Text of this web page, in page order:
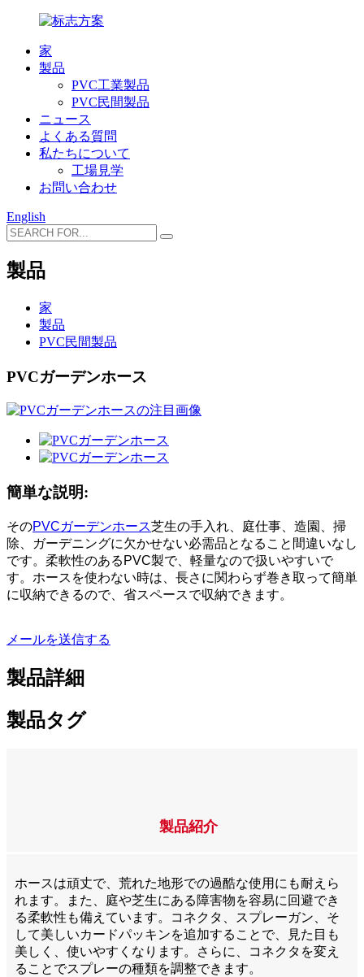
家
製品
PVC工業製品
PVC民間製品
ニュース
よくある質問
私たちについて
工場見学
お問い合わせ
English
製品
家
製品
PVC民間製品
PVCガーデンホース
簡単な説明:
そのPVCガーデンホース芝生の手入れ、庭仕事、造園、掃
除、ガーデニングに欠かせない必需品となること間違いなし
です。柔軟性のあるPVC製で、軽量なので扱いやすいで
す。ホースを使わない時は、長さに関わらず巻き取って簡単
に収納できるので、省スペースで収納できます。
メールを送信する
製品詳細
製品タグ
製品紹介
ホースは頑丈で、荒れた地形での過酷な使用にも耐えら
れます。また、庭や芝生にある障害物を容易に回避でき
る柔軟性も備えています。コネクタ、スプレーガン、そ
して美しいカードパッキンを追加することで、見た目も
美しく、使いやすくなります。さらに、コネクタを変え
ることでスプレーの種類を調整できます。